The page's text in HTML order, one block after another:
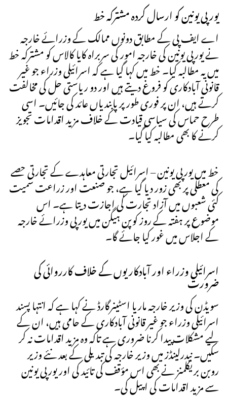
یورپی یونین کو ارسال کردہ مشترکہ خط
اے ایف پی کے مطابق دونوں ممالک کے وزرائے خارجہ
نے یورپی یونین کی خارجہ امور کی سربراہ کایا کالاس کو مشترکہ خط
میں یہ مطالبہ کیا۔ خط میں کہا گیا ہے کہ اسرائیلی وزراء جو غیر
قانونی آبادکاری کو فروغ دیتے ہیں اور دو ریاستی حل کی مخالفت
کرتے ہیں، ان پر فوری طور پر پابندیاں عائد کی جائیں۔ اسی
طرح حماس کی سیاسی قیادت کے خلاف مزید اقدامات تجویز
کرنے کا بھی مطالبہ کیا گیا۔
خط میں یورپی یونین – اسرائیل تجارتی معاہدے کے تجارتی حصے
کی معطلی پر بھی زور دیا گیا ہے، جو صنعت اور زراعت سمیت
کئی شعبوں میں آزاد تجارت کی اجازت دیتا ہے۔ اس
موضوع پر ہفتہ کے روز کوپن ہیگن میں یورپی وزرائے خارجہ
کے اجلاس میں غور کیا جائے گا۔
اسرائیلی وزراء اور آبادکاریوں کے خلاف کارروائی کی
ضرورت
سویڈن کی وزیر خارجہ ماریا اسٹینرگارڈ نے کہا ہے کہ انتہا پسند
اسرائیلی وزراء جو غیر قانونی آبادکاری کے حامی ہیں، ان کے
لیے مشکلات پیدا کرنا ضروری ہے تاکہ وہ مزید اقدامات نہ کر
سکیں۔ نیدرلینڈز میں وزیر خارجہ کی تبدیلی کے بعد نئے وزیر
روبن بریکلمنز نے بھی اس مؤقف کی تائید کی اور یورپی یونین
سے مزید اقدامات کی اپیل کی۔